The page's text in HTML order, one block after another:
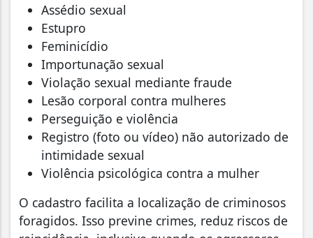
Assédio sexual
Estupro
Feminicídio
Importunação sexual
Violação sexual mediante fraude
Lesão corporal contra mulheres
Perseguição e violência
Registro (foto ou vídeo) não autorizado de
intimidade sexual
Violência psicológica contra a mulher
O cadastro facilita a localização de criminosos
foragidos. Isso previne crimes, reduz riscos de